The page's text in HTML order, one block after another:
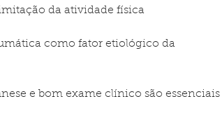
da atividade física
como fator etiológico da
e bom exame clínico são essenciais